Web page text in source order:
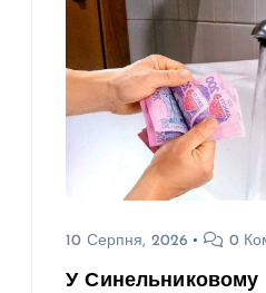
10 Серпня, 2026 0
У Синельниковому